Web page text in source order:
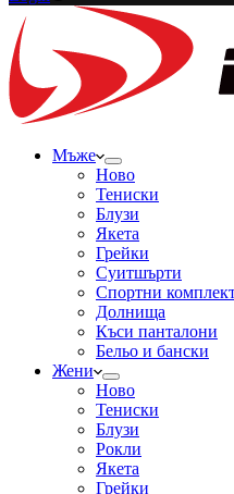
Мъже
Ново
Тениски
Блузи
Якета
Грейки
Суитшърти
Спортни
Долнища
Къси панталони
Бельо и бански
Жени
Ново
Тениски
Блузи
Рокли
Якета
Грейки